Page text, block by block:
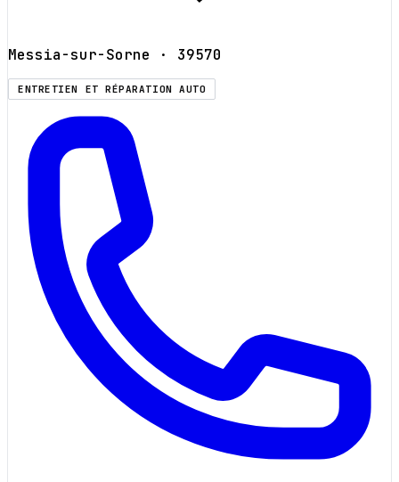
Messia-sur-Sorne · 39570
ENTRETIEN ET RÉPARATION AUTO